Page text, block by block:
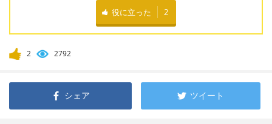
役に立った 2
2 2792
シェア ツイート